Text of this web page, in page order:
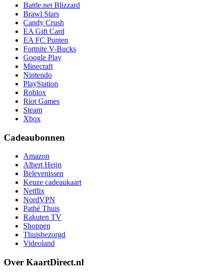
Battle.net Blizzard
Brawl Stars
Candy Crush
EA Gift Card
EA FC Punten
Fortnite V-Bucks
Google Play
Minecraft
Nintendo
PlayStation
Roblox
Riot Games
Steam
Xbox
Cadeaubonnen
Amazon
Albert Heijn
Belevenissen
Keuze cadeaukaart
Netflix
NordVPN
Pathé Thuis
Rakuten TV
Shoppen
Thuisbezorgd
Videoland
Over KaartDirect.nl